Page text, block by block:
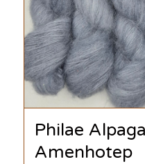
Philae
Amenhotep